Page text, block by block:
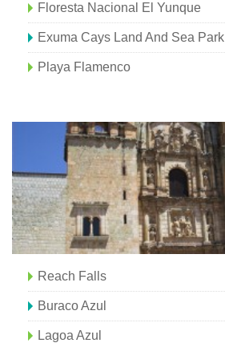
Floresta Nacional El Yunque
Exuma Cays Land And Sea Park
Playa Flamenco
Reach Falls
Buraco Azul
Lagoa Azul